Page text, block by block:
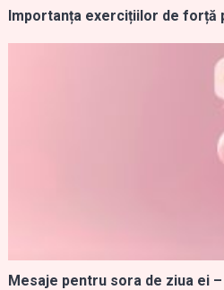
Importanța exercițiilor de forță
Mesaje pentru sora de ziua ei